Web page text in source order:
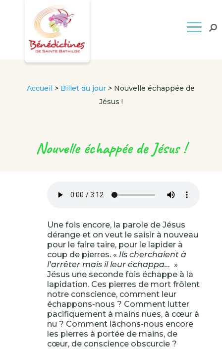
Accueil > Billet du jour > Nouvelle échappée de
Jésus !
Nouvelle échappée de Jésus !
Une fois encore, la parole de Jésus
dérange et on veut le saisir à nouveau
pour le faire taire, pour le lapider à
coup de pierres. « Ils cherchaient à
l’arrêter mais il leur échappa… »
Jésus une seconde fois échappe à la
lapidation. Ces pierres de mort frôlent
notre conscience, comment leur
échappons-nous ? Comment lutter
pacifiquement à mains nues, à cœur à
nu ? Comment lâchons-nous encore
les pierres à portée de mains, de
cœur, de conscience obscurcie ?